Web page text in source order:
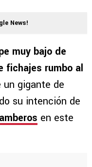
News!
muy bajo de
fichajes rumbo al
un gigante de
su intención de
en este